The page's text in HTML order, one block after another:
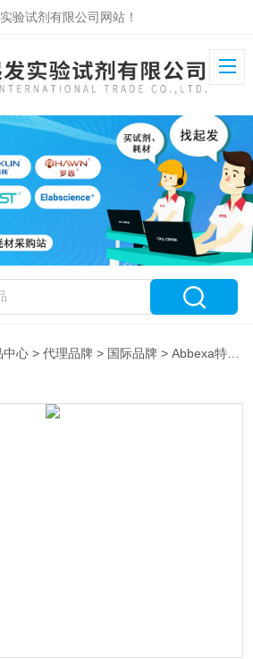
验试剂有限公司网站！
中心 >代理品牌 > 国际品牌 > Abbexa特约代理